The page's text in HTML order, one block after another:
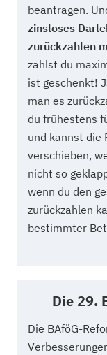
beantragen.
zinsloses
zurückzahlen
zahlst du
ist geschenkt!
man es
du frühestens
und kannst die
verschieben,
nicht so
wenn du den
zurückzahlen
bestimmter
Die 29.
Die BAföG-